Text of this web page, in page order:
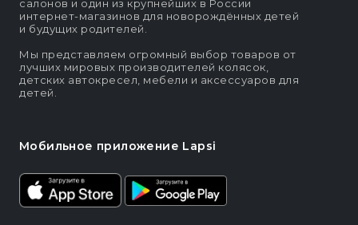
салонов и один из крупнейших в России
интернет-магазинов для новорождённых детей
и будущих родителей.
Мы представляем огромный выбор товаров от
лучших мировых производителей колясок,
детских автокресел, мебели и аксессуаров для
детей.
Мобильное приложение Lapsi